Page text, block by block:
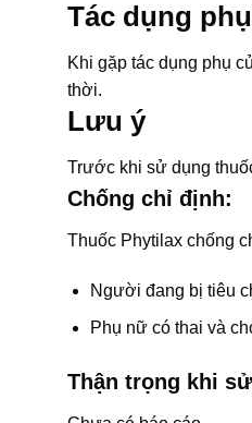
Tác dụng phụ
Khi gặp tác dụng phụ
thời.
Lưu ý
Trước khi sử dụng
Chống chỉ định:
Thuốc Phytilax chống
Người đang bị tiêu
Phụ nữ có thai và
Thận trọng khi